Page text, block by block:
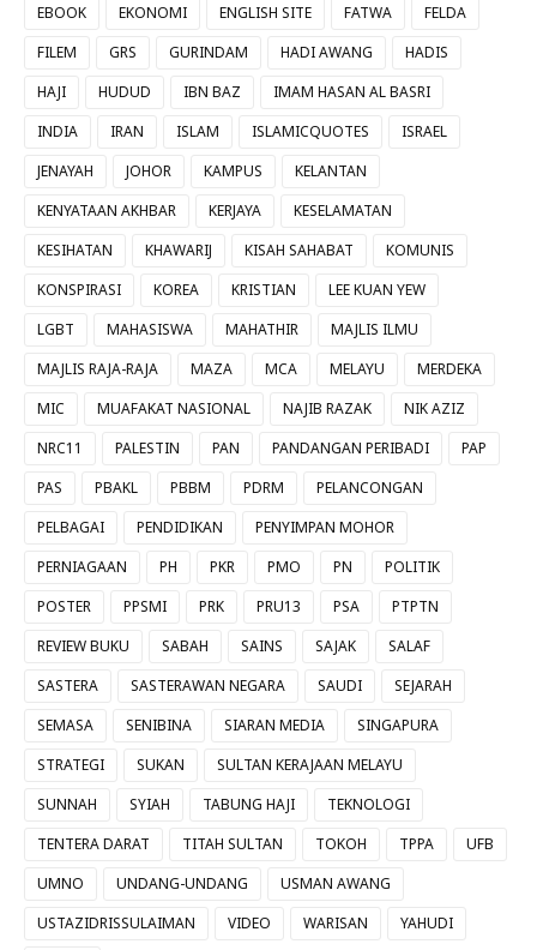
EBOOK
EKONOMI ENGLISH SITE FATWA
FELDA
FILEM
GRS GURINDAM HADI AWANG
HADIS
HAJI
HUDUD IBN BAZ
IMAM HASAN AL BASRI
INDIA
IRAN ISLAM ISLAMICQUOTES
ISRAEL
JENAYAH
JOHOR KAMPUS
KELANTAN
KENYATAAN AKHBAR
KERJAYA
KESELAMATAN
KESIHATAN
KHAWARIJ KISAH SAHABAT
KOMUNIS
KONSPIRASI
KOREA KRISTIAN
LEE KUAN YEW
LGBT
MAHASISWA MAHATHIR
MAJLIS ILMU
MAJLIS RAJA-RAJA
MAZA MCA MELAYU
MERDEKA
MIC
MUAFAKAT NASIONAL NAJIB RAZAK
NIK AZIZ
NRC11
PALESTIN PAN PANDANGAN PERIBADI
PAP
PAS
PBAKL PBBM PDRM
PELANCONGAN
PELBAGAI
PENDIDIKAN
PENYIMPAN MOHOR
PERNIAGAAN
PH PKR PMO PN
POLITIK
POSTER
PPSMI PRK PRU13 PSA
PTPTN
REVIEW BUKU
SABAH SAINS SAJAK
SALAF
SASTERA
SASTERAWAN NEGARA SAUDI
SEJARAH
SEMASA
SENIBINA SIARAN MEDIA
SINGAPURA
STRATEGI
SUKAN
SULTAN KERAJAAN MELAYU
SUNNAH
SYIAH TABUNG HAJI
TEKNOLOGI
TENTERA DARAT
TITAH SULTAN TOKOH TPPA
UFB
UMNO
UNDANG-UNDANG
USMAN AWANG
USTAZIDRISSULAIMAN
VIDEO WARISAN
YAHUDI